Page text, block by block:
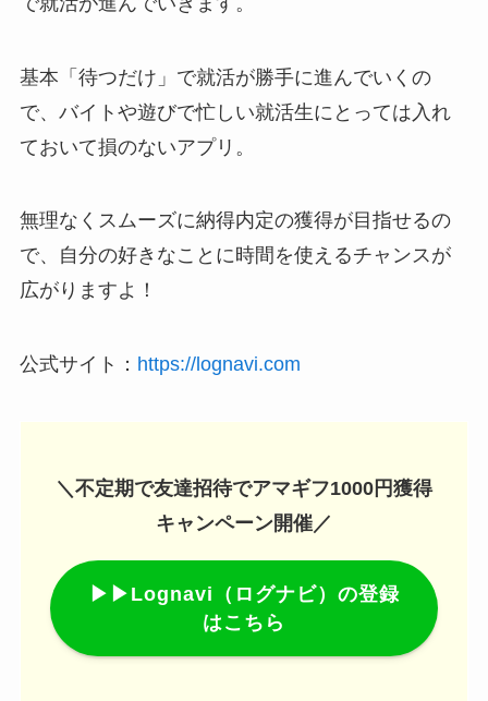
基本「待つだけ」で就活が勝手に進んでいくの
で、バイトや遊びで忙しい就活生にとっては入れ
ておいて損のないアプリ。
無理なくスムーズに納得内定の獲得が目指せるの
で、自分の好きなことに時間を使えるチャンスが
広がりますよ！
公式サイト： https://lognavi.com
＼不定期で友達招待でアマギフ1000円獲得
キャンペーン開催／
▶▶Lognavi（ログナビ）の登録
はこちら